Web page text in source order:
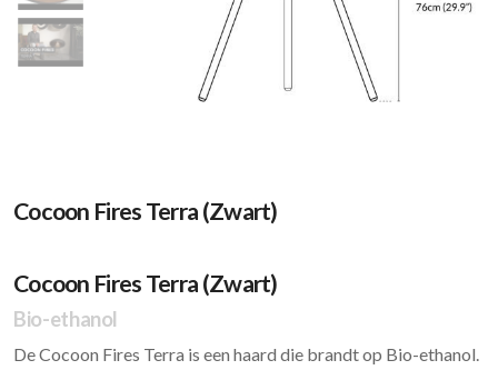
Cocoon Fires Terra (Zwart)
Cocoon Fires Terra (Zwart)
Bio-ethanol
De Cocoon Fires Terra is een haard die brandt op Bio-ethanol.